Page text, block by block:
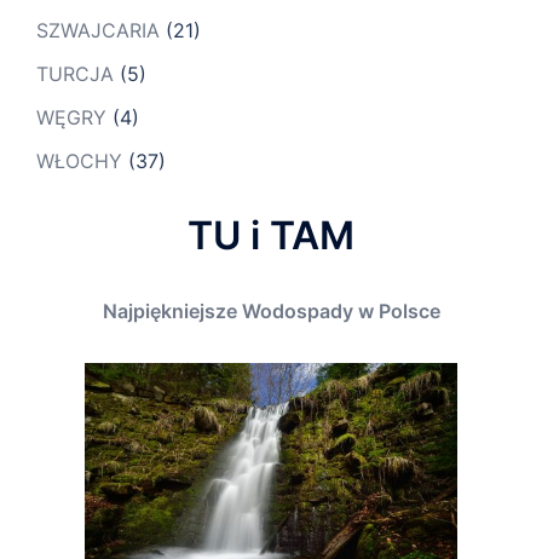
SZWAJCARIA (21)
TURCJA (5)
WĘGRY (4)
WŁOCHY (37)
TU i TAM
Najpiękniejsze Wodospady w Polsce